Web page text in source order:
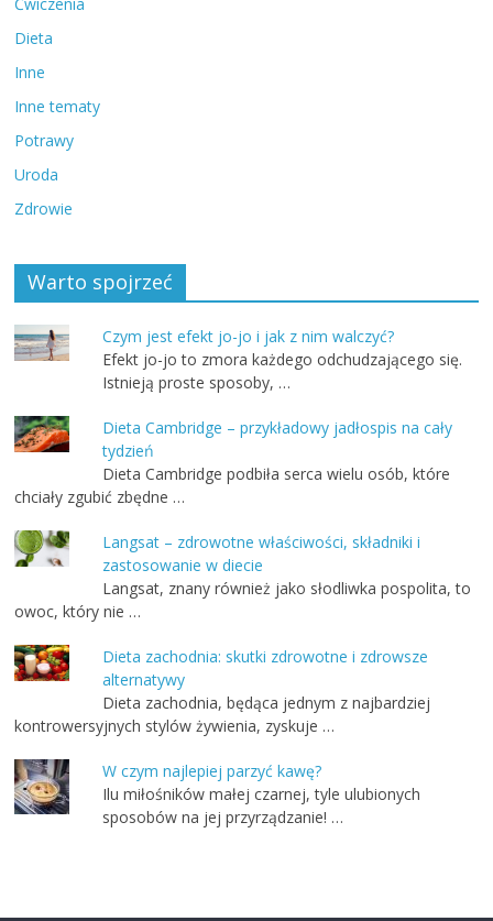
Dieta
Inne
Inne tematy
Potrawy
Uroda
Zdrowie
Warto spojrzeć
Czym jest efekt jo-jo i jak z nim walczyć?
Efekt jo-jo to zmora każdego odchudzającego się.
Istnieją proste sposoby, …
Dieta Cambridge – przykładowy jadłospis na cały
tydzień
Dieta Cambridge podbiła serca wielu osób, które
chciały zgubić zbędne …
Langsat – zdrowotne właściwości, składniki i
zastosowanie w diecie
Langsat, znany również jako słodliwka pospolita, to
owoc, który nie …
Dieta zachodnia: skutki zdrowotne i zdrowsze
alternatywy
Dieta zachodnia, będąca jednym z najbardziej
kontrowersyjnych stylów żywienia, zyskuje …
W czym najlepiej parzyć kawę?
Ilu miłośników małej czarnej, tyle ulubionych
sposobów na jej przyrządzanie! …